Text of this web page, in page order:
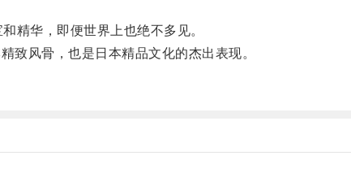
华，即便世界上也绝不多见。
风骨，也是日本精品文化的杰出表现。